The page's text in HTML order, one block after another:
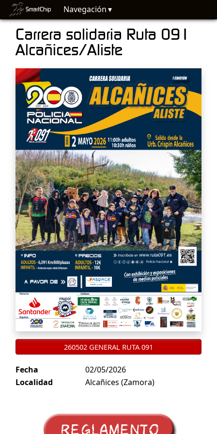
Navegación
Carrera solidaria Ruta 091
Alcañices/Aliste
260502 GENERAL RUTA 091
Fecha
02/05/2026
Localidad
Alcañices (Zamora)